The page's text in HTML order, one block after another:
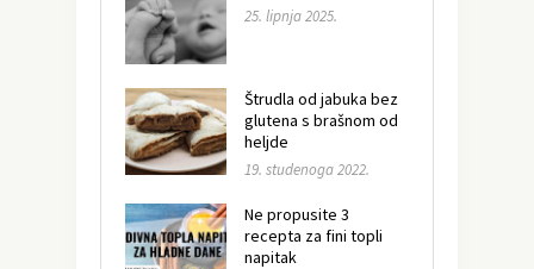
25. lipnja 2025.
Štrudla od jabuka bez
glutena s brašnom od
heljde
19. studenoga 2022.
Ne propusite 3
recepta za fini topli
napitak